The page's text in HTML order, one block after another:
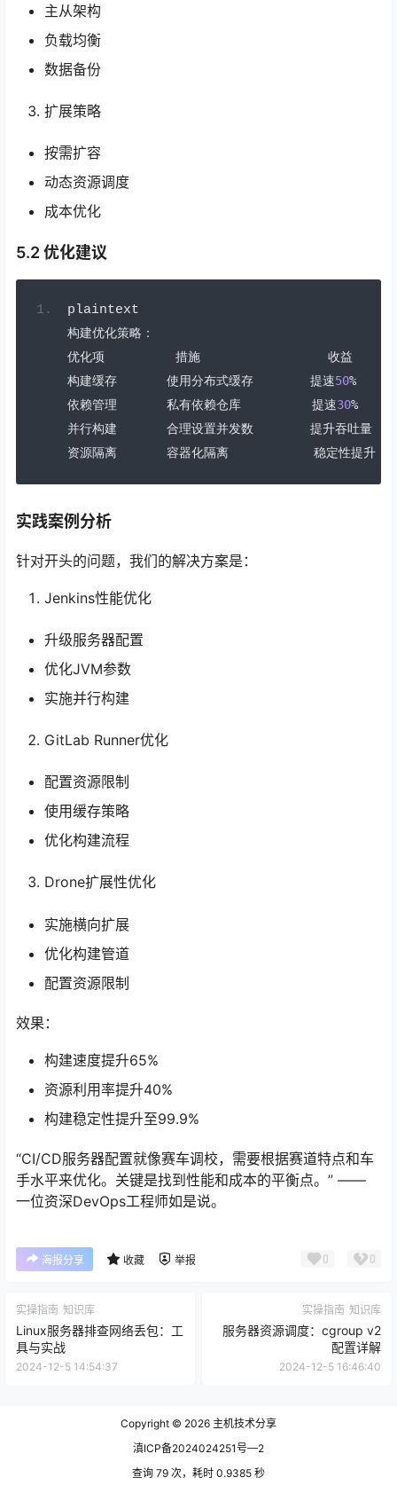
主从架构
负载均衡
数据备份
扩展策略
按需扩容
动态资源调度
成本优化
5.2 优化建议
plaintext
构建优化策略：
优化项
措施
收益
构建缓存
使用分布式缓存 提速50%
依赖管理
私有依赖仓库 提速30%
并行构建
合理设置并发数
提升吞吐量
资源隔离
容器化隔离 稳定性提升
实践案例分析
针对开头的问题，我们的解决方案是：
Jenkins性能优化
升级服务器配置
优化JVM参数
实施并行构建
GitLab Runner优化
配置资源限制
使用缓存策略
优化构建流程
Drone扩展性优化
实施横向扩展
优化构建管道
配置资源限制
效果：
构建速度提升65%
资源利用率提升40%
构建稳定性提升至99.9%
“CI/CD服务器配置就像赛车调校，需要根据赛道特点和车
手水平来优化。关键是找到性能和成本的平衡点。” ——
一位资深DevOps工程师如是说。
海报分享 收藏 举报 0 0
实操指南 知识库
Linux服务器排查网络丢包：工
具与实战
2024-12-5 14:54:37
实操指南 知识库
服务器资源调度：cgroup v2
配置详解
2024-12-5 16:46:40
Copyright © 2026 主机技术分享
滇ICP备2024024251号—2
查询 79 次，耗时 0.9385 秒